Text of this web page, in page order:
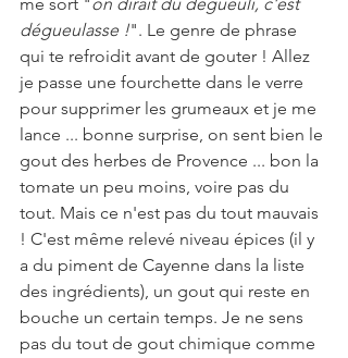
dégueulasse !". Le genre de phrase
qui te refroidit avant de gouter ! Allez
je passe une fourchette dans le verre
pour supprimer les grumeaux et je me
lance ... bonne surprise, on sent bien le
gout des herbes de Provence ... bon la
tomate un peu moins, voire pas du
tout. Mais ce n'est pas du tout mauvais
! C'est même relevé niveau épices (il y
a du piment de Cayenne dans la liste
des ingrédients), un gout qui reste en
bouche un certain temps. Je ne sens
pas du tout de gout chimique comme